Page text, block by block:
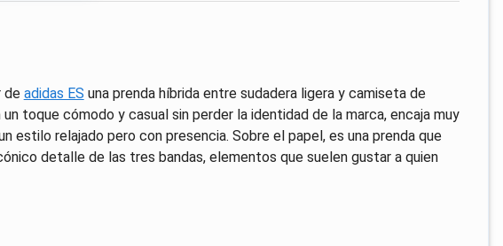
de adidas ES una prenda híbrida entre sudadera ligera y camiseta de
toque cómodo y casual sin perder la identidad de la marca, encaja muy
estilo relajado pero con presencia. Sobre el papel, es una prenda que
detalle de las tres bandas, elementos que suelen gustar a quien